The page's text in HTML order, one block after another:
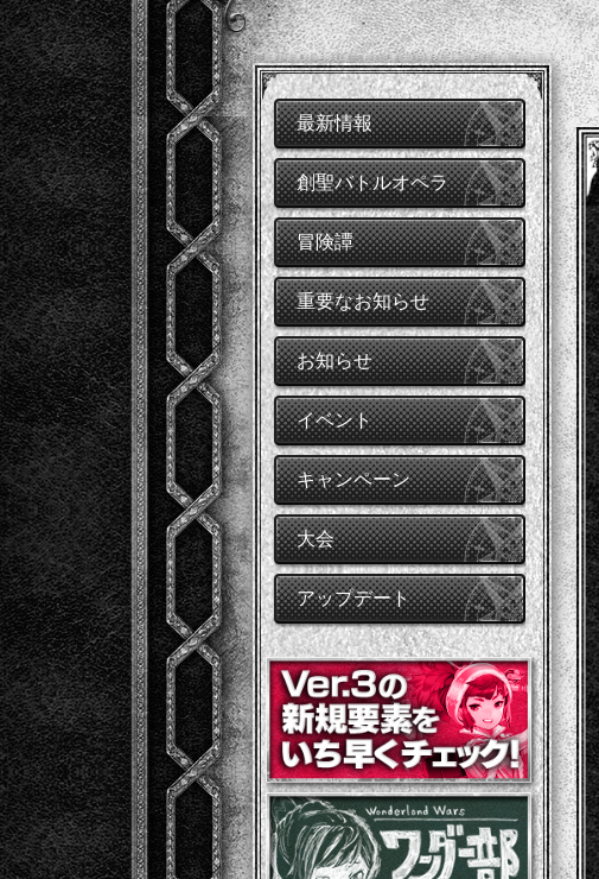
最新情報
創聖バトルオペラ
冒険譚
重要なお知らせ
お知らせ
イベント
キャンペーン
大会
アップデート